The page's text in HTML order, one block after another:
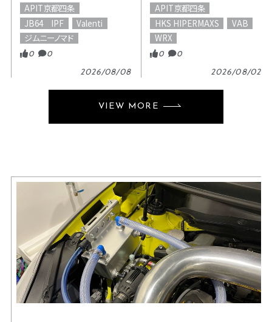
2026/08/08
APIT京都四条
JB64 IPF
Valenti
ジムニーノマド
0 0
2026/08/02
APIT京都四条
HKS HIPERMAXS
VAB
WRX
0 0
VIEW MORE